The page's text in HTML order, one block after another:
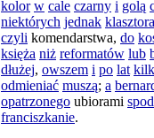
kolor w cale czarny i golą
niektórych jednak
czyli komendarstwa, do
księża niż reformatów lub
dłużej, owszem i po lat
odmieniać muszą; a
opatrzonego ubiorami
franciszkanie.